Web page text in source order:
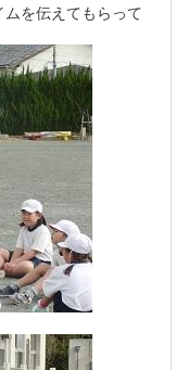
を伝えてもらって